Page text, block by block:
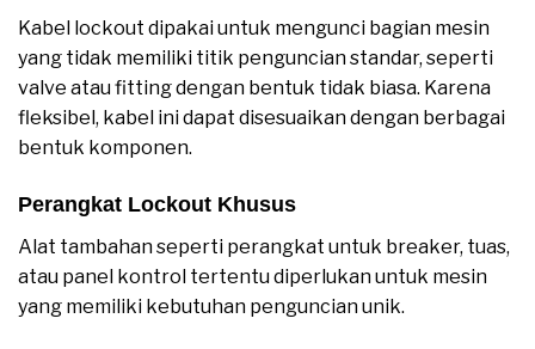
Kabel lockout dipakai untuk mengunci bagian mesin
yang tidak memiliki titik penguncian standar, seperti
valve atau fitting dengan bentuk tidak biasa. Karena
fleksibel, kabel ini dapat disesuaikan dengan berbagai
bentuk komponen.
Perangkat Lockout Khusus
Alat tambahan seperti perangkat untuk breaker, tuas,
atau panel kontrol tertentu diperlukan untuk mesin
yang memiliki kebutuhan penguncian unik.